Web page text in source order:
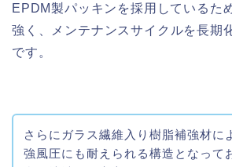
EPDM製パッキンを採用しているた
強く、メンテナンスサイクルを長期
です。
さらにガラス繊維入り樹脂補強材に
強風圧にも耐えられる構造となって